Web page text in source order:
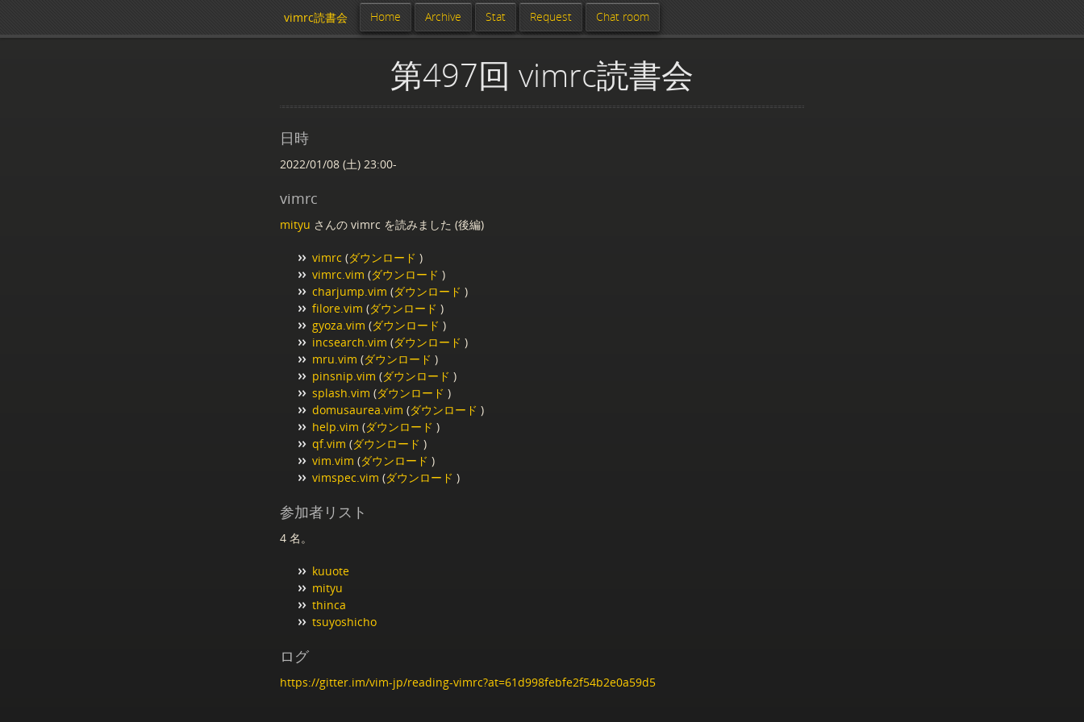
vimrc読書会 Home Archive Stat Request Chat room
第497回 vimrc読書会
日時
2022/01/08 (土) 23:00-
vimrc
mityu さんの vimrc を読みました (後編)
vimrc (ダウンロード )
vimrc.vim (ダウンロード )
charjump.vim (ダウンロード )
filore.vim (ダウンロード )
gyoza.vim (ダウンロード )
incsearch.vim (ダウンロード )
mru.vim (ダウンロード )
pinsnip.vim (ダウンロード )
splash.vim (ダウンロード )
domusaurea.vim (ダウンロード )
help.vim (ダウンロード )
qf.vim (ダウンロード )
vim.vim (ダウンロード )
vimspec.vim (ダウンロード )
参加者リスト
4 名。
kuuote
mityu
thinca
tsuyoshicho
ログ
https://gitter.im/vim-jp/reading-vimrc?at=61d998febfe2f54b2e0a59d5